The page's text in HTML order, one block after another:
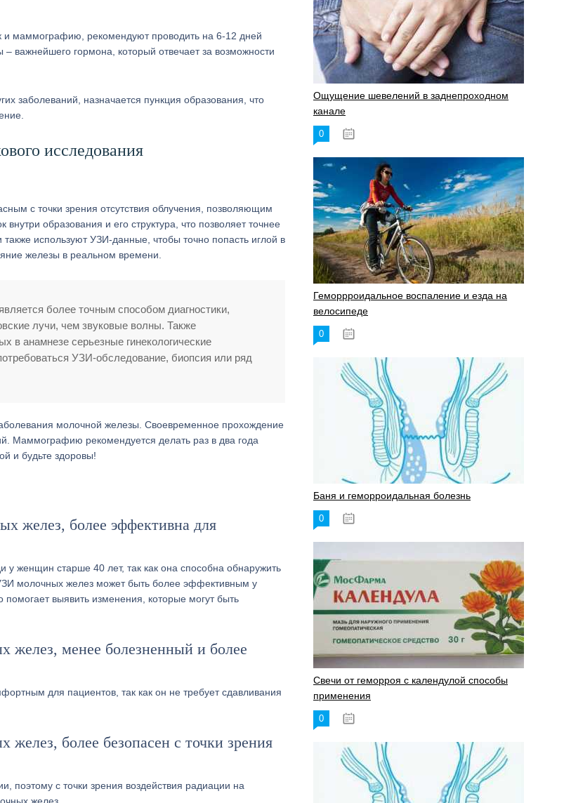
и маммографию, рекомендуют проводить на 6-12 дней
важнейшего гормона, который отвечает за возможности
заболеваний, назначается пункция образования, что
исследования
с точки зрения отсутствия облучения, позволяющим
образования и его структура, что позволяет точнее
используют УЗИ-данные, чтобы точно попасть иглой в
железы в реальном времени.
более точным способом диагностики,
лучи, чем звуковые волны. Также
анамнезе серьезные гинекологические
УЗИ-обследование, биопсия или ряд
молочной железы. Своевременное прохождение
Маммографию рекомендуется делать раз в два года
и будьте здоровы!
желез, более эффективна для
женщин старше 40 лет, так как она способна обнаружить
молочных желез может быть более эффективным у
выявить изменения, которые могут быть
менее болезненный и более
для пациентов, так как он не требует сдавливания
более безопасен с точки зрения
с точки зрения воздействия радиации на
Ощущение шевелений в заднепроходном
канале
0
Геморрроидальное воспаление и езда на
велосипеде
0
Баня и геморроидальная болезнь
0
Свечи от геморроя с календулой способы
применения
0